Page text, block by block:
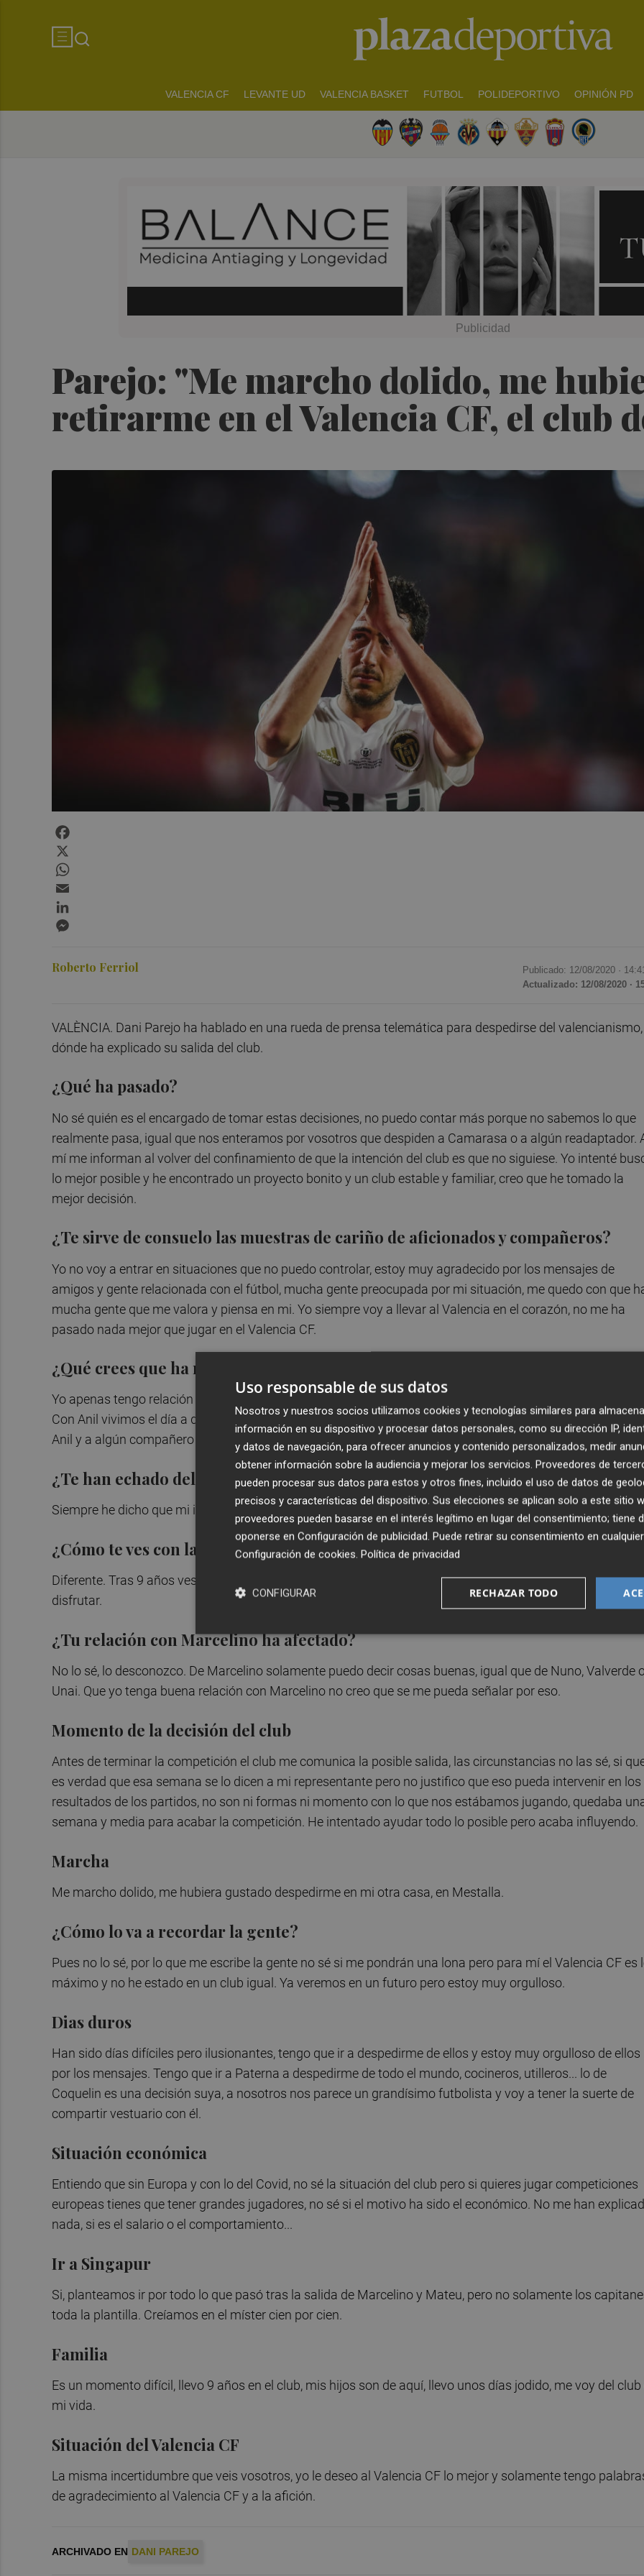
VALENCIA CF LEVANTE UD VALENCIA BASKET FUTBOL POLIDEPORTIVO OPINIÓN PD
Parejo: "Me marcho dolido, me
retirarme en el Valencia CF, el club
Roberto Ferriol Publicado: 12/08/2020 ·
Actualizado: 12/08/2020 ·
VALÈNCIA. Dani Parejo ha hablado en una rueda de prensa telemática para despedirse del valencianismo,
dónde ha explicado su salida del club.
¿Qué ha pasado?
No sé quién es el encargado de tomar estas decisiones, no puedo contar más porque no sabemos lo que
realmente pasa, igual que nos enteramos por vosotros que despiden a Camarasa o a algún readaptador.
mí me informan al volver del confinamiento de que la intención del club es que no siguiese. Yo intenté
lo mejor posible y he encontrado un proyecto bonito y un club estable y familiar, creo que he tomado la
mejor decisión.
¿Te sirve de consuelo las muestras de cariño de aficionados y compañeros?
Yo no voy a entrar en situaciones que no puedo controlar, estoy muy agradecido por los mensajes de
amigos y gente relacionada con el fútbol, mucha gente preocupada por mi situación, me quedo con que
mucha gente que me valora y piensa en mi. Yo siempre voy a llevar al Valencia en el corazón, no me ha
pasado nada mejor que jugar en el Valencia CF.
¿Qué crees que ha molestado al club de Dani Parejo cómo capitán?
Yo apenas tengo relación con Peter Lim, solamente he estado con él 24 horas de cuándo compró el club.
Con Anil vivimos el día a día y es una relación sin más, yo siempre he sido sincero y he dicho lo que
Anil y a algún compañero y eso me ha podido perjudicar. Me voy con la cabeza alta.
¿Te han echado del Valencia CF?
Siempre he dicho que mi intención hubiese sido retirarme en el Valencia CF.
¿Cómo te ves con la camiseta del Villarreal?
Diferente. Tras 9 años vestir otra camiseta es distinto. Pero voy a un gran club en el que creo que puedo
disfrutar.
¿Tu relación con Marcelino ha afectado?
No lo sé, lo desconozco. De Marcelino solamente puedo decir cosas buenas, igual que de Nuno, Valverde
Unai. Que yo tenga buena relación con Marcelino no creo que se me pueda señalar por eso.
Momento de la decisión del club
Antes de terminar la competición el club me comunica la posible salida, las circunstancias no las sé, si
es verdad que esa semana se lo dicen a mi representante pero no justifico que eso pueda intervenir en los
resultados de los partidos, no son ni formas ni momento con lo que nos estábamos jugando, quedaba
semana y media para acabar la competición. He intentado ayudar todo lo posible pero acaba influyendo.
Marcha
Me marcho dolido, me hubiera gustado despedirme en mi otra casa, en Mestalla.
¿Cómo lo va a recordar la gente?
Pues no lo sé, por lo que me escribe la gente no sé si me pondrán una lona pero para mí el Valencia CF es
máximo y no he estado en un club igual. Ya veremos en un futuro pero estoy muy orgulloso.
Dias duros
Han sido días difíciles pero ilusionantes, tengo que ir a despedirme de ellos y estoy muy orgulloso de ellos
por los mensajes. Tengo que ir a Paterna a despedirme de todo el mundo, cocineros, utilleros... lo de
Coquelin es una decisión suya, a nosotros nos parece un grandísimo futbolista y voy a tener la suerte de
compartir vestuario con él.
Situación económica
Entiendo que sin Europa y con lo del Covid, no sé la situación del club pero si quieres jugar competiciones
europeas tienes que tener grandes jugadores, no sé si el motivo ha sido el económico. No me han
nada, si es el salario o el comportamiento...
Ir a Singapur
Si, planteamos ir por todo lo que pasó tras la salida de Marcelino y Mateu, pero no solamente los
toda la plantilla. Creíamos en el míster cien por cien.
Familia
Es un momento difícil, llevo 9 años en el club, mis hijos son de aquí, llevo unos días jodido, me voy del club
mi vida.
Situación del Valencia CF
La misma incertidumbre que veis vosotros, yo le deseo al Valencia CF lo mejor y solamente tengo
de agradecimiento al Valencia CF y a la afición.
ARCHIVADO EN DANI PAREJO
Uso responsable de sus datos
Nosotros y nuestros socios utilizamos cookies y tecnologías similares para
información en su dispositivo y procesar datos personales, como su dirección IP,
y datos de navegación, para ofrecer anuncios y contenido personalizados, medir
obtener información sobre la audiencia y mejorar los servicios. Proveedores de
pueden procesar sus datos para estos y otros fines, incluido el uso de datos de
precisos y características del dispositivo. Sus elecciones se aplican solo a este sitio
proveedores pueden basarse en el interés legítimo en lugar del consentimiento; tiene
oponerse en Configuración de publicidad. Puede retirar su consentimiento en
Configuración de cookies. Política de privacidad
RECHAZAR TODO
CONFIGURAR